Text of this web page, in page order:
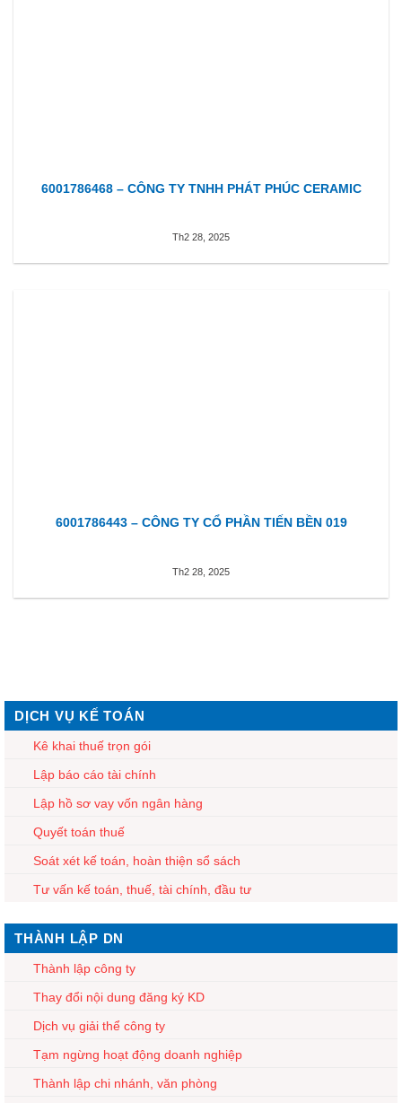
6001786468 – CÔNG TY TNHH PHÁT PHÚC CERAMIC
Th2 28, 2025
6001786443 – CÔNG TY CỔ PHẦN TIẾN BỀN 019
Th2 28, 2025
DỊCH VỤ KẾ TOÁN
Kê khai thuế trọn gói
Lập báo cáo tài chính
Lập hồ sơ vay vốn ngân hàng
Quyết toán thuế
Soát xét kế toán, hoàn thiện sổ sách
Tư vấn kế toán, thuế, tài chính, đầu tư
THÀNH LẬP DN
Thành lập công ty
Thay đổi nội dung đăng ký KD
Dịch vụ giải thể công ty
Tạm ngừng hoạt động doanh nghiệp
Thành lập chi nhánh, văn phòng